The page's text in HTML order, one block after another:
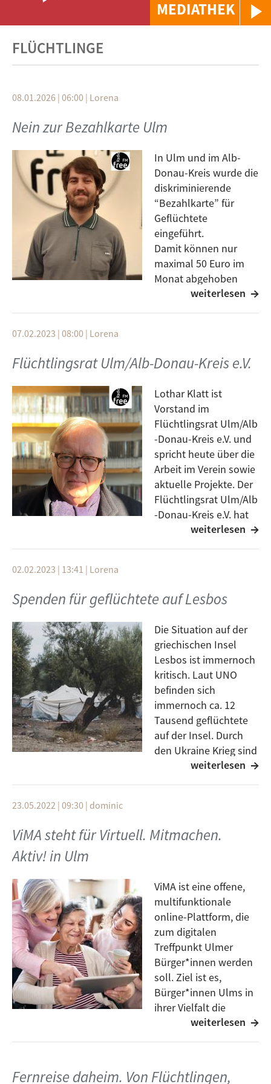
MEDIATHEK
FLÜCHTLINGE
08.01.2026 | 06:00 | Lorena
Nein zur Bezahlkarte Ulm
In Ulm und im Alb-
Donau-Kreis wurde die
diskriminierende
“Bezahlkarte” für
Geflüchtete
eingeführt.
Damit können nur
maximal 50 Euro im
Monat abgehoben
werden, und
Geflüchteten von sozialer Teilhabe dar. Hinter der
Entscheidung für die Bezahlkarte steckt eine Politik,
die versucht, das Leben von Geflüchteten immer
weiter einzuschränken. In vielen Städten enstehen
deswegen solidarische Tauschsysteme. Auch in Ulm
hat sich nun die Initiative "Nein zur Bezahlkarte Ulm"
gegründet. Alles dazu erfahrt ihr von Eliana.
weiterlesen
07.02.2023 | 08:00 | Lorena
Flüchtlingsrat Ulm/Alb-Donau-Kreis e.V.
Lothar Klatt ist
Vorstand im
Flüchtlingsrat Ulm/Alb
-Donau-Kreis e.V. und
spricht heute über die
Arbeit im Verein sowie
aktuelle Projekte. Der
Flüchtlingsrat Ulm/Alb
-Donau-Kreis e.V. hat
es sich zur Aufgabe
erreichen, betreibt der Verein entsprechende
Öffentlichkeitsarbeit, stellt durch Veranstaltungen
Begegnungen zwischen deutscher und ausländischer
Bevölkerung her, nimmt öffentlich Stellung gegen
Ausländerfeindlichkeit und fördert die
Zusammenarbeit mit anderen Organisationen
weiterlesen
02.02.2023 | 13:41 | Lorena
Spenden für geflüchtete auf Lesbos
Die Situation auf der
griechischen Insel
Lesbos ist immernoch
kritisch. Laut UNO
befinden sich
immernoch ca. 12
Tausend geflüchtete
auf der Insel. Durch
den Ukraine Krieg sind
die dort gestrandeten
spenden für diese Menschen.
Im gespräch mit Elena von Menschlichkeit e.V. haben
wir erfahren was gebraucht wird, warum spenden
weiterlesen
23.05.2022 | 09:30 | dominic
ViMA steht für Virtuell. Mitmachen.
Aktiv! in Ulm
ViMA ist eine offene,
multifunktionale
online-Plattform, die
zum digitalen
Treffpunkt Ulmer
Bürger*innen werden
soll. Ziel ist es,
Bürger*innen Ulms in
ihrer Vielfalt die
Möglichkeit zu geben,
Mensch, für den digitale Werkzeuge zur Verfügung
weiterlesen
Fernreise daheim. Von Flüchtlingen,